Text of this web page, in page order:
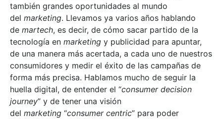
también grandes oportunidades al mundo
del marketing. Llevamos ya varios años hablando
de martech, es decir, de cómo sacar partido de la
tecnología en marketing y publicidad para apuntar,
de una manera más acertada, a cada uno de nuestros
consumidores y medir el éxito de las campañas de
forma más precisa. Hablamos mucho de seguir la
huella digital, de entender el “consumer decision
journey” y de tener una visión
del marketing “consumer centric” para poder